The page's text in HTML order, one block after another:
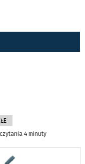
4 minuty